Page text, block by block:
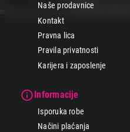
Naše prodavnice
Kontakt
Pravna lica
Pravila privatnosti
Karijera i zaposlenje
Informacije
Isporuka robe
Načini plaćanja